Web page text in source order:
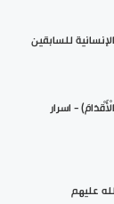
للسابقين
- اسرار
عليهم